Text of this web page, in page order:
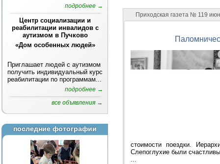
подробнее →
Центр социализации и
реабилитации инвалидов с
аутизмом в Пучково
«Дом особенных людей»
Приглашает людей с аутизмом
получить индивидуальный курс
реабилитации по программам...
подробнее →
все объявления →
последние фотографии
Приходская газета № 119
стоимости поездки.
Слепоглухие были
...